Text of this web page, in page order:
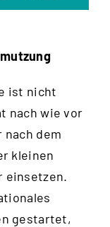
ist nicht
nach wie vor
dem
kleinen
einsetzen.
gestartet,